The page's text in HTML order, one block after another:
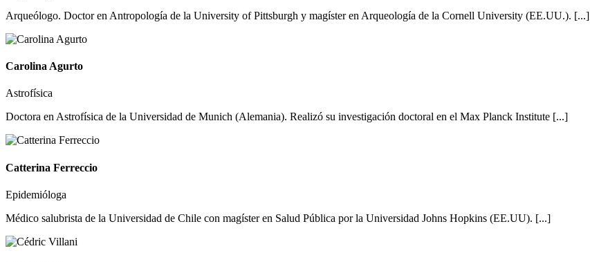
Arqueólogo. Doctor en Antropología de la University of Pittsburgh y magíster en Arqueología de la Cornell University (EE.UU.). [...]
Carolina Agurto
Astrofísica
Doctora en Astrofísica de la Universidad de Munich (Alemania). Realizó su investigación doctoral en el Max Planck Institute [...]
Catterina Ferreccio
Epidemióloga
Médico salubrista de la Universidad de Chile con magíster en Salud Pública por la Universidad Johns Hopkins (EE.UU). [...]